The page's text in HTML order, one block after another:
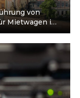
von
Mietwagen in
2025 erklärt